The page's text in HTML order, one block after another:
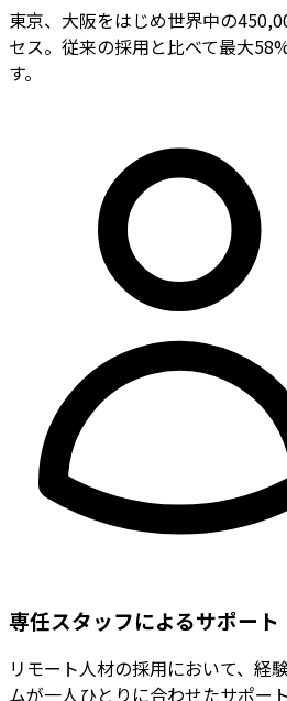
東京、大阪をはじめ世界中の
セス。従来の採用と比べて最大
す。
専任スタッフによるサポート
リモート人材の採用において、経
ムが一人ひとりに合わせたサポー